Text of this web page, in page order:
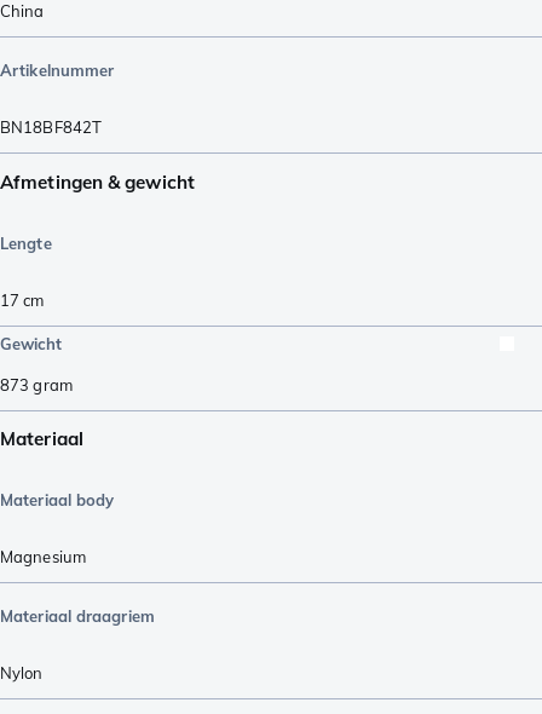
China
Artikelnummer
BN18BF842T
Afmetingen & gewicht
Lengte
17 cm
Gewicht
873 gram
Materiaal
Materiaal body
Magnesium
Materiaal draagriem
Nylon